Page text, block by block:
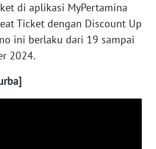
di aplikasi MyPertamina
Ticket dengan Discount Up
ini berlaku dari 19 sampai
2024.